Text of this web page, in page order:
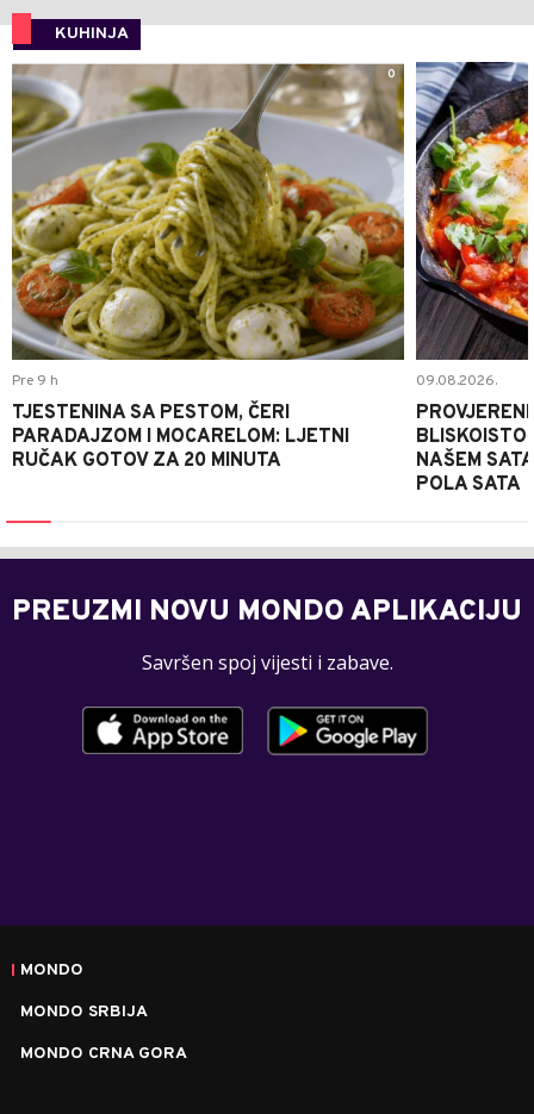
KUHINJA
0
Pre 9 h
TJESTENINA SA PESTOM, ČERI
PARADAJZOM I MOCARELOM: LJETNI
RUČAK GOTOV ZA 20 MINUTA
09.08.2026.
NAŠEM
POLA SATA
PREUZMI NOVU MONDO APLIKACIJU
Savršen spoj vijesti i zabave.
MONDO
MONDO SRBIJA
MONDO CRNA GORA